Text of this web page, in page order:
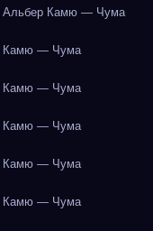
Альбер Камю — Чума
Камю — Чума
Камю — Чума
Камю — Чума
Камю — Чума
Камю — Чума